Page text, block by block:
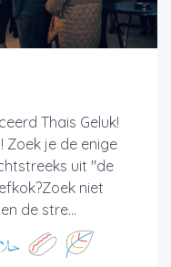
Thais Geluk!
Zoek je de enige
uit "de
niet
de stre...